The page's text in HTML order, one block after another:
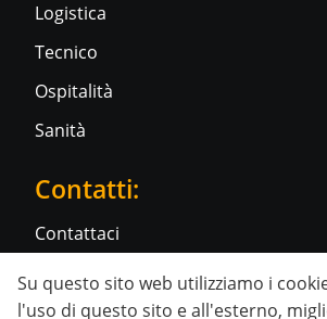
Logistica
Tecnico
Ospitalità
Sanità
Contatti:
Contattaci
Social media:
Su questo sito web utilizziamo i
l'uso di questo sito e all'esterno,